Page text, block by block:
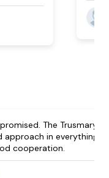
as promised. The
approach in
good cooperation.